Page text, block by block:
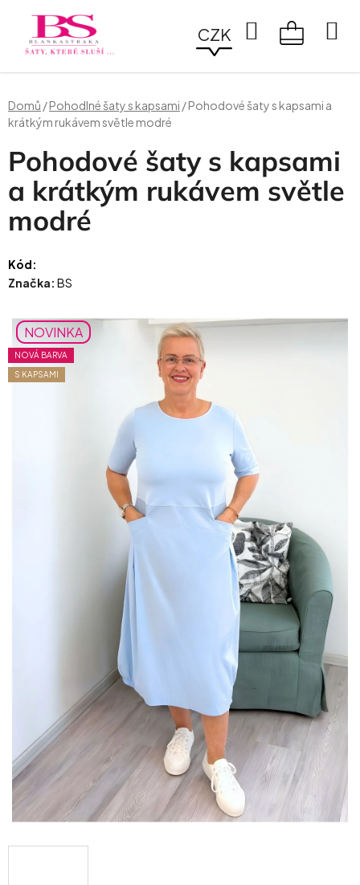
obsah
CZK
Hledat
Domů /Pohodlné šaty s kapsami /Pohodové šaty s kapsami a
krátkým rukávem světle modré
Pohodové šaty s kapsami
a krátkým rukávem světle
modré
Kód:
Značka: BS
NOVINKA
NOVÁ BARVA
S KAPSAMI